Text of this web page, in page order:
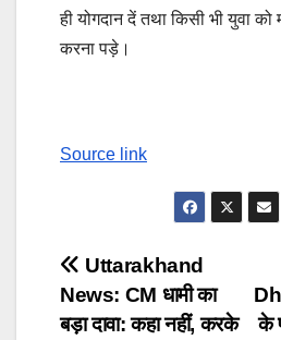
ही योगदान दें तथा किसी भी युवा
करना पड़े।
Source link
Post
navigation
के
Uttarakhand
News: CM धामी का
बड़ा दावा: कहा नहीं, करके